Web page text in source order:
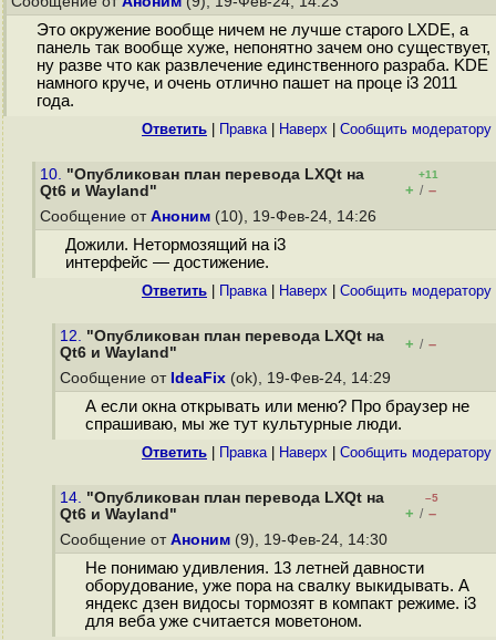
Это окружение вообще ничем не лучше старого LXDE, а
панель так вообще хуже, непонятно зачем оно существует,
ну разве что как развлечение единственного разраба. KDE
намного круче, и очень отлично пашет на проце i3 2011
года.
Ответить Правка| Наверх Cообщить модератору
10. "Опубликован план перевода LXQt на
Qt6 и Wayland"
+11
+ / –
Сообщение от Аноним (10), 19-Фев-24, 14:26
Дожили. Нетормозящий на i3
интерфейс — достижение.
Ответить Правка| Наверх Cообщить модератору
12. "Опубликован план перевода LXQt на
Qt6 и Wayland"
+ / –
Сообщение от IdeaFix (ok), 19-Фев-24, 14:29
А если окна открывать или меню? Про браузер не
спрашиваю, мы же тут культурные люди.
Ответить Правка| Наверх Cообщить модератору
14. "Опубликован план перевода LXQt на
Qt6 и Wayland"
–5
+ / –
Сообщение от Аноним (9), 19-Фев-24, 14:30
Не понимаю удивления. 13 летней давности
оборудование, уже пора на свалку выкидывать. А
яндекс дзен видосы тормозят в компакт режиме. i3
для веба уже считается моветоном.